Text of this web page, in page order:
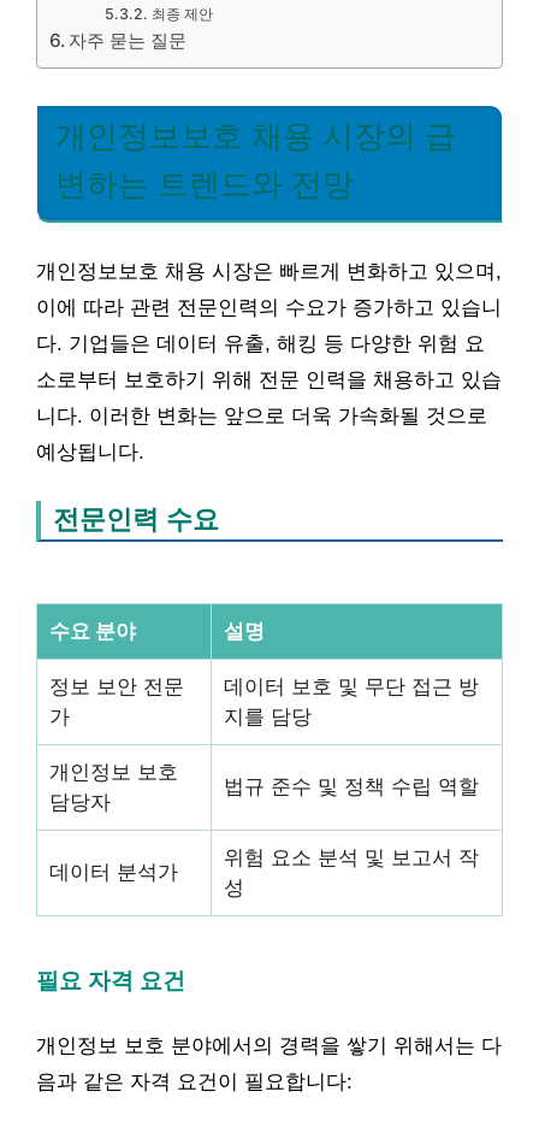
최종 제안
자주 묻는 질문
개인정보보호 채용 시장의 급
변하는 트렌드와 전망
개인정보보호 채용 시장은 빠르게 변화하고 있으며,
이에 따라 관련 전문인력의 수요가 증가하고 있습니
다. 기업들은 데이터 유출, 해킹 등 다양한 위험 요
소로부터 보호하기 위해 전문 인력을 채용하고 있습
니다. 이러한 변화는 앞으로 더욱 가속화될 것으로
예상됩니다.
전문인력 수요
수요 분야 설명
정보 보안 전문
가
데이터 보호 및 무단 접근 방
지를 담당
개인정보 보호
담당자
법규 준수 및 정책 수립 역할
데이터 분석가
위험 요소 분석 및 보고서 작
성
필요 자격 요건
개인정보 보호 분야에서의 경력을 쌓기 위해서는 다
음과 같은 자격 요건이 필요합니다: